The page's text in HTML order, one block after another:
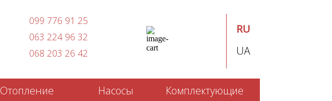
099 776 91 25
063 224 96 32
068 203 26 42
RU
UA
Отопление Насосы Комплектующие